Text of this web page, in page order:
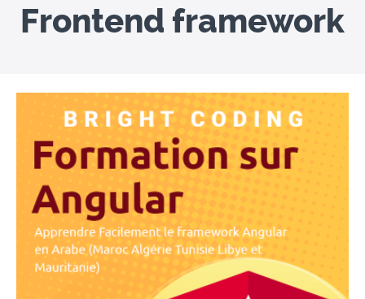
Frontend framework